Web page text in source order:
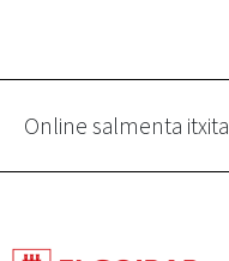
Online salmenta itxita